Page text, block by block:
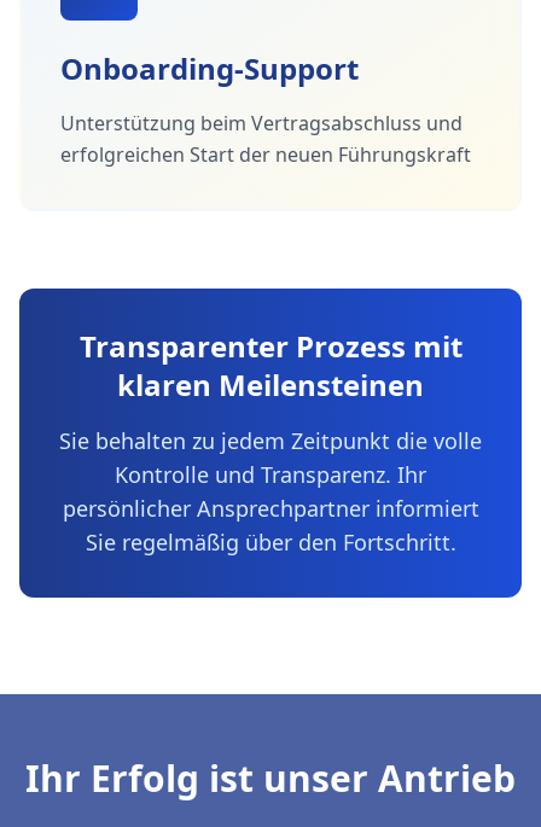
Onboarding-Support
Unterstützung beim Vertragsabschluss und
erfolgreichen Start der neuen Führungskraft
Transparenter Prozess mit
klaren Meilensteinen
Sie behalten zu jedem Zeitpunkt die volle
Kontrolle und Transparenz. Ihr
persönlicher Ansprechpartner informiert
Sie regelmäßig über den Fortschritt.
Ihr Erfolg ist unser Antrieb